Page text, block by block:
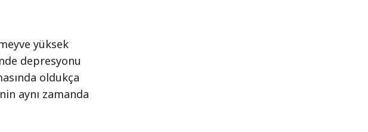
yüksek
depresyonu
oldukça
aynı zamanda